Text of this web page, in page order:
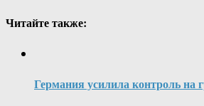
Читайте также:
Германия усилила контроль на